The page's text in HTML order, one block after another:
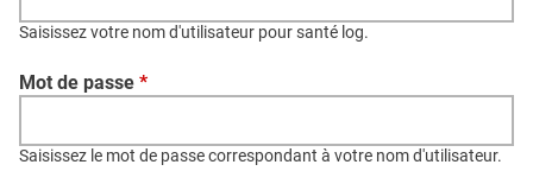
CONTACT
Saisissez votre nom d'utilisateur pour santé log.
Mot de passe *
Saisissez le mot de passe correspondant à votre nom d'utilisateur.